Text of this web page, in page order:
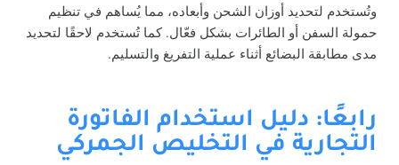
وتُستخدم لتحديد أوزان الشحن وأبعاده، مما يُساهم في تنظيم
حمولة السفن أو الطائرات بشكل فعّال. كما تُستخدم لاحقًا لتحديد
مدى مطابقة البضائع أثناء عملية التفريغ والتسليم.
رابعًا: دليل استخدام الفاتورة
التجارية في التخليص الجمركي